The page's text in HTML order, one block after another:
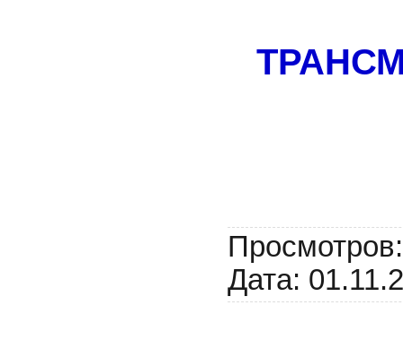
Просмотров:
Дата: